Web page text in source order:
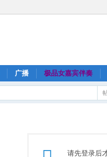
广播 极品女嘉宾伴奏
请先登录后